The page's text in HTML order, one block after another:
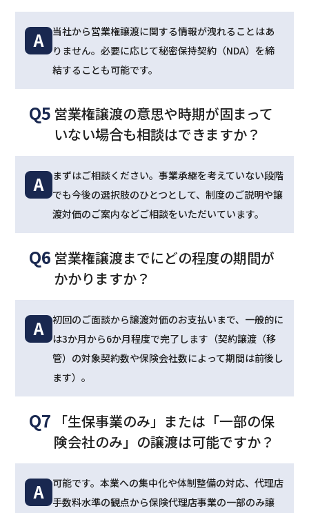
A
当社から営業権譲渡に関する情報が洩れることはあ
りません。必要に応じて秘密保持契約（NDA）を締
結することも可能です。
Q5 営業権譲渡の意思や時期が固まって
いない場合も相談はできますか？
A
まずはご相談ください。事業承継を考えていない段階
でも今後の選択肢のひとつとして、制度のご説明や譲
渡対価のご案内などご相談をいただいています。
Q6 営業権譲渡までにどの程度の期間が
かかりますか？
A
初回のご面談から譲渡対価のお支払いまで、一般的に
は3か月から6か月程度で完了します（契約譲渡（移
管）の対象契約数や保険会社数によって期間は前後し
ます）。
Q7
「生保事業のみ」または「一部の保
険会社のみ」の譲渡は可能ですか？
A
可能です。本業への集中化や体制整備の対応、代理店
手数料水準の観点から保険代理店事業の一部のみ譲